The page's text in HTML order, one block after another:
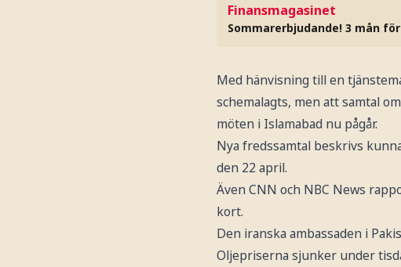
Finansmagasinet
Sommarerbjudande! 3 mån
Med hänvisning till en
schemalagts, men att samtal
möten i Islamabad nu pågår.
Nya fredssamtal beskrivs
den 22 april.
Även CNN och NBC News
kort.
Den iranska ambassaden i
Oljepriserna sjunker under